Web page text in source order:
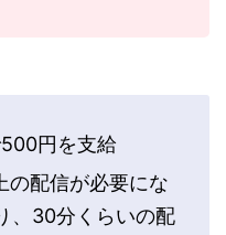
円を支給
の配信が必要にな
、30分くらいの配